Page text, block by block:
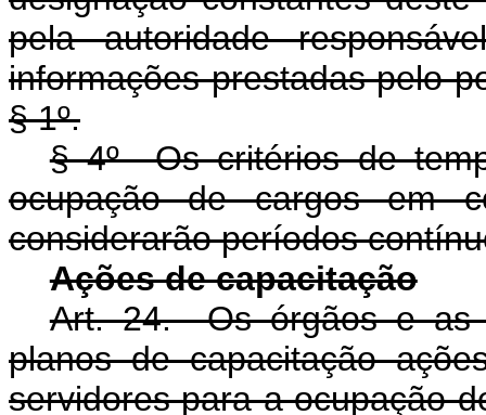
pela autoridade
informações prestadas pelo
§ 1º.
§ 4º Os critérios de
ocupação de cargos em
considerarão períodos
Ações de capacitação
Art. 24. Os órgãos e as
planos de capacitação
servidores para a ocupação